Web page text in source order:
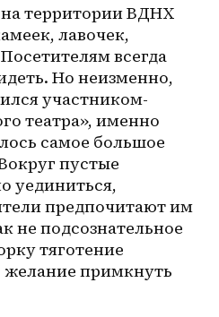
территории ВДНХ
лавочек,
всегда
Но неизменно,
участником-
театра», именно
самое большое
пустые
уединиться,
предпочитают им
не подсознательное
тяготение
желание примкнуть